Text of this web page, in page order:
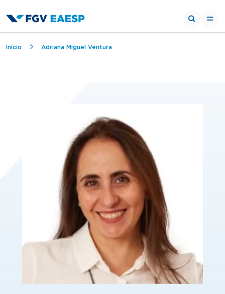
Trilha de navegação
Início Adriana Miguel Ventura